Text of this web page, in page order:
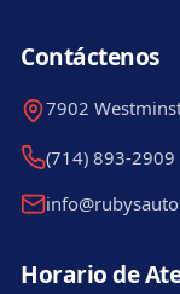
Contáctenos
7902
(714) 893-2909
Horario de